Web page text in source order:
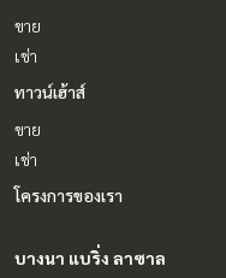
ขาย
เช่า
ทาวน์เฮ้าส์
ขาย
เช่า
โครงการของเรา
บางนา แบริ่ง ลาซาล